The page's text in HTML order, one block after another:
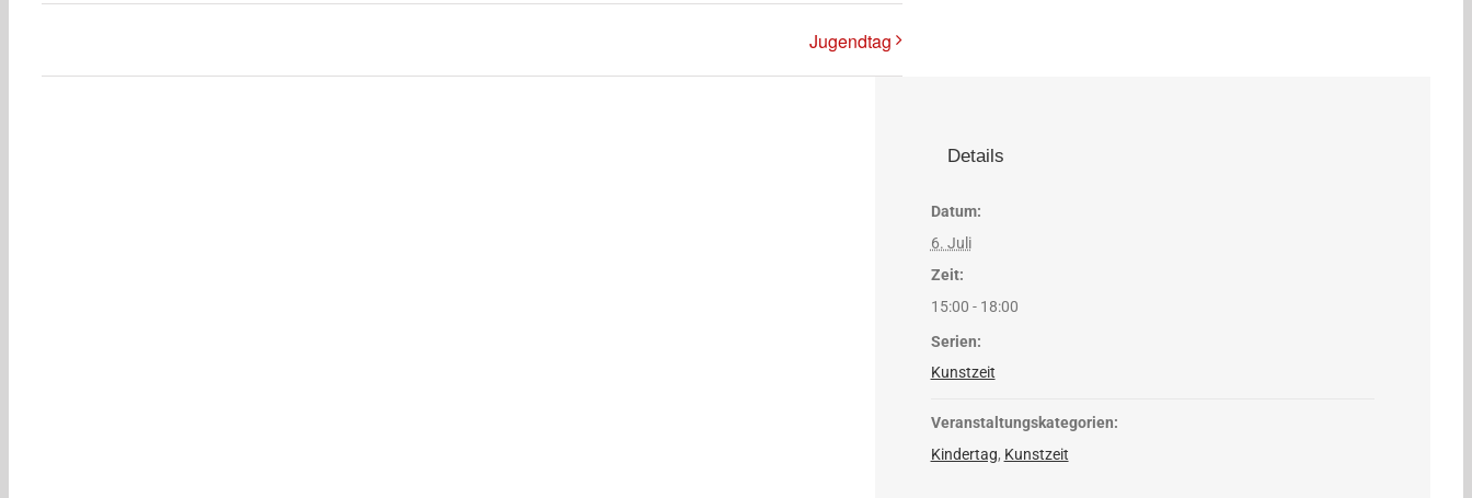
Jugendtag
Details
Datum:
6. Juli
Zeit:
15:00 - 18:00
Serien:
Kunstzeit
Veranstaltungskategorien:
Kindertag, Kunstzeit